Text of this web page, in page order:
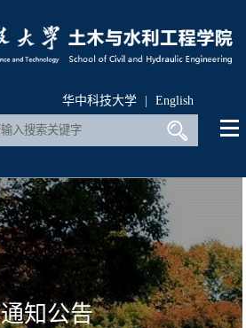
华中科技大学 | English
通知公告